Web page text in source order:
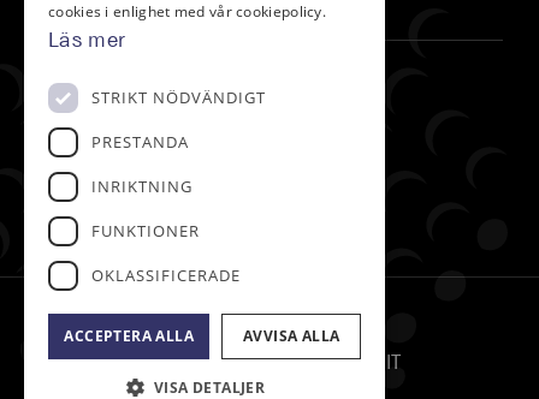
Följ oss på
© Leksands Golfklubb
Administration
Hemsidan levereras av Kust IT
cookies i enlighet med vår cookiepolicy.
Läs mer
STRIKT NÖDVÄNDIGT
PRESTANDA
INRIKTNING
FUNKTIONER
OKLASSIFICERADE
ACCEPTERA ALLA AVVISA ALLA
VISA DETALJER